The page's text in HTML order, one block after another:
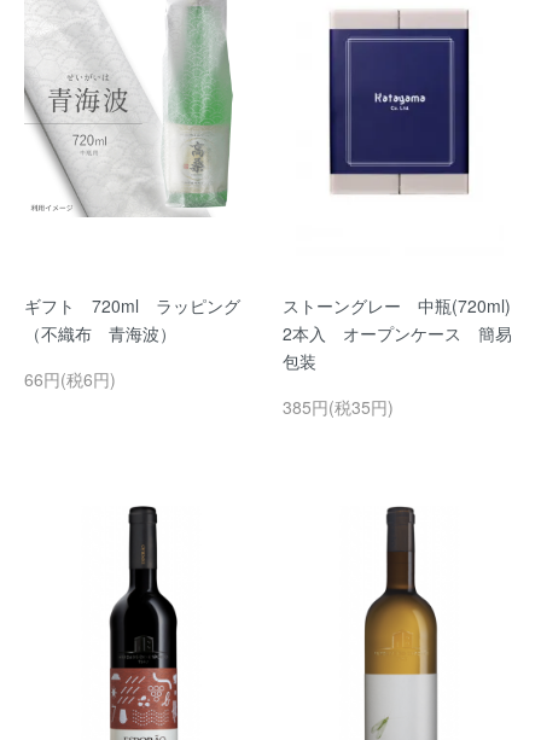
ギフト 720ml ラッピング
（不織布 青海波）
66円(税6円)
ストーングレー 中瓶(720ml)
2本入 オープンケース 簡易
包装
385円(税35円)